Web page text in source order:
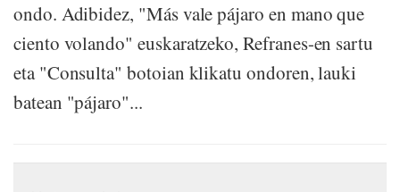
ondo. Adibidez, "Más vale pájaro en mano que
ciento volando" euskaratzeko, Refranes-en sartu
eta "Consulta" botoian klikatu ondoren, lauki
batean "pájaro"...